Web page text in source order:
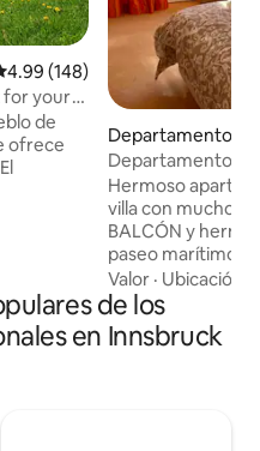
promedio: 4.99 de
4.99 (148)
for your
de
ofrece
Sin
se
Departamento
Departamento
vistas a la
encantadora
Hermoso
villa con mucho
BALCÓN y
paseo marítimo
ventanas en cada
LUMINOSAS y SOLEADAS. Si te gusta
visitar el casco
puedes pasear por el
Valor · Ubicación
de los
en Innsbruck